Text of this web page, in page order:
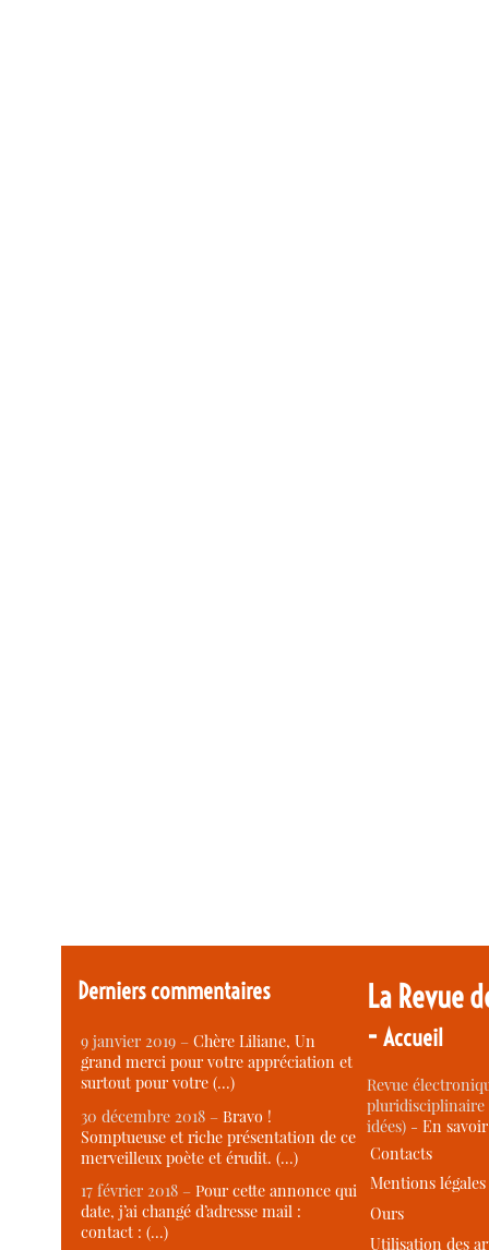
Derniers commentaires
9 janvier 2019 –Chère Liliane, Un
grand merci pour votre appréciation et
surtout pour votre (…)
30 décembre 2018 –Bravo !
Somptueuse et riche présentation de ce
merveilleux poète et érudit. (…)
17 février 2018 –Pour cette annonce qui
date, j’ai changé d’adresse mail :
contact : (…)
La Revue
-Accueil
Revue
idées) -En
Contacts
Mentions légales
Ours
Utilisation des